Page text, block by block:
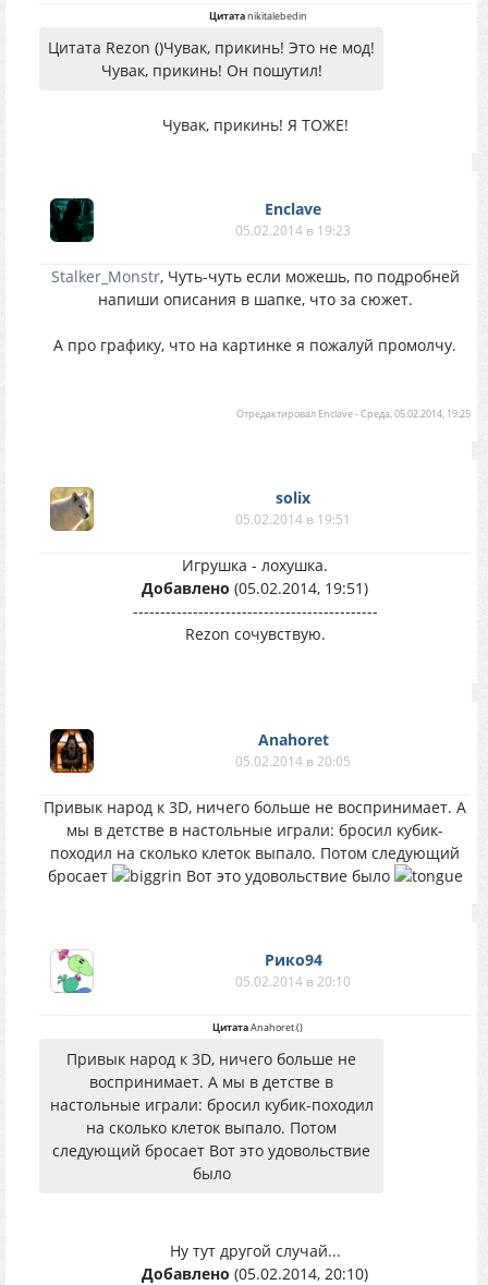
Цитатаnikitalebedin
Цитата Rezon ()Чувак, прикинь! Это не мод!
Чувак, прикинь! Он пошутил!
Чувак, прикинь! Я ТОЖЕ!
Enclave
05.02.2014 в 19:23
Stalker_Monstr, Чуть-чуть если можешь, по подробней
напиши описания в шапке, что за сюжет.
А про графику, что на картинке я пожалуй промолчу.
Отредактировал Enclave-Среда, 05.02.2014, 19:25
solix
05.02.2014 в 19:51
Игрушка - лохушка.
Добавлено (05.02.2014, 19:51)
---------------------------------------------
Rezon сочувствую.
Anahoret
05.02.2014 в 20:05
Привык народ к 3D, ничего больше не воспринимает. А
мы в детстве в настольные играли: бросил кубик-
походил на сколько клеток выпало. Потом следующий
бросает
Вот это удовольствие было
Рико94
05.02.2014 в 20:10
ЦитатаAnahoret()
Привык народ к 3D, ничего больше не
воспринимает. А мы в детстве в
настольные играли: бросил кубик-походил
на сколько клеток выпало. Потом
следующий бросает Вот это удовольствие
было
Ну тут другой случай...
Добавлено (05.02.2014, 20:10)